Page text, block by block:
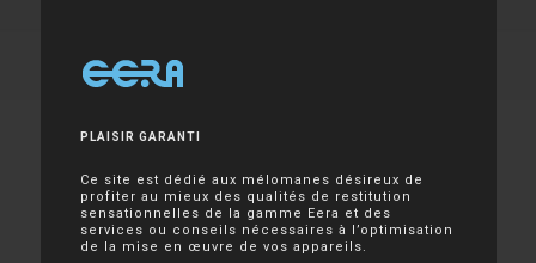
PLAISIR GARANTI
Ce site est dédié aux mélomanes désireux de
profiter au mieux des qualités de restitution
sensationnelles de la gamme Eera et des
services ou conseils nécessaires à l’optimisation
de la mise en œuvre de vos appareils.